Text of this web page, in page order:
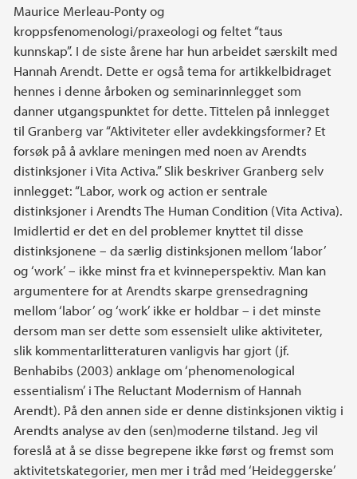
Maurice Merleau-Ponty og
kroppsfenomenologi/praxeologi og feltet “taus
kunnskap”. I de siste årene har hun arbeidet særskilt med
Hannah Arendt. Dette er også tema for artikkelbidraget
hennes i denne årboken og seminarinnlegget som
danner utgangspunktet for dette. Tittelen på innlegget
til Granberg var “Aktiviteter eller avdekkingsformer? Et
forsøk på å avklare meningen med noen av Arendts
distinksjoner i Vita Activa.” Slik beskriver Granberg selv
innlegget: “Labor, work og action er sentrale
distinksjoner i Arendts The Human Condition (Vita Activa).
Imidlertid er det en del problemer knyttet til disse
distinksjonene – da særlig distinksjonen mellom ‘labor’
og ‘work’ – ikke minst fra et kvinneperspektiv. Man kan
argumentere for at Arendts skarpe grensedragning
mellom ‘labor’ og ‘work’ ikke er holdbar – i det minste
dersom man ser dette som essensielt ulike aktiviteter,
slik kommentarlitteraturen vanligvis har gjort (jf.
Benhabibs (2003) anklage om ‘phenomenological
essentialism’ i The Reluctant Modernism of Hannah
Arendt). På den annen side er denne distinksjonen viktig i
Arendts analyse av den (sen)moderne tilstand. Jeg vil
foreslå at å se disse begrepene ikke først og fremst som
aktivitetskategorier, men mer i tråd med ‘Heideggerske’